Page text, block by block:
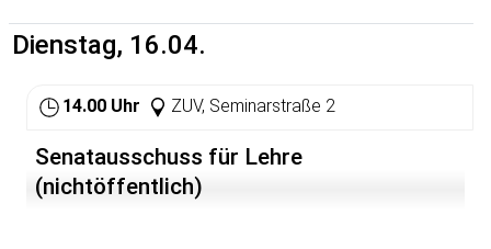
Dienstag, 16.04.
14.00 Uhr ZUV, Seminarstraße 2
Senatausschuss für Lehre
(nichtöffentlich)